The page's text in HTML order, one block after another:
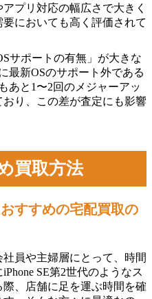
プリ対応の幅広さで大きく
要においても高く評価されて
サポートの有無」が大きな
最新OSのサポート外である
あと1〜2回のメジャーアッ
り、この差が査定にも影響
買取方法
すすめの宅配買取の
員や主婦層にとって、時間
SE第2世代のようなス
、店舗に足を運ぶ時間を確